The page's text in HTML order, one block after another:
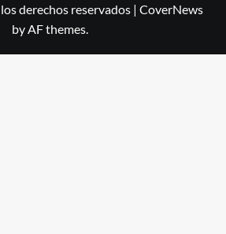
derechos reservados | CoverNews
by AF themes.